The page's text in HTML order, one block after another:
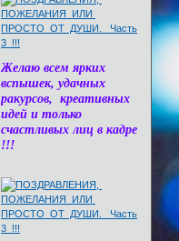
Желаю всем ярких
вспышек, удачных
ракурсов, креативных
идей и только
счастливых лиц в кадре
!!!